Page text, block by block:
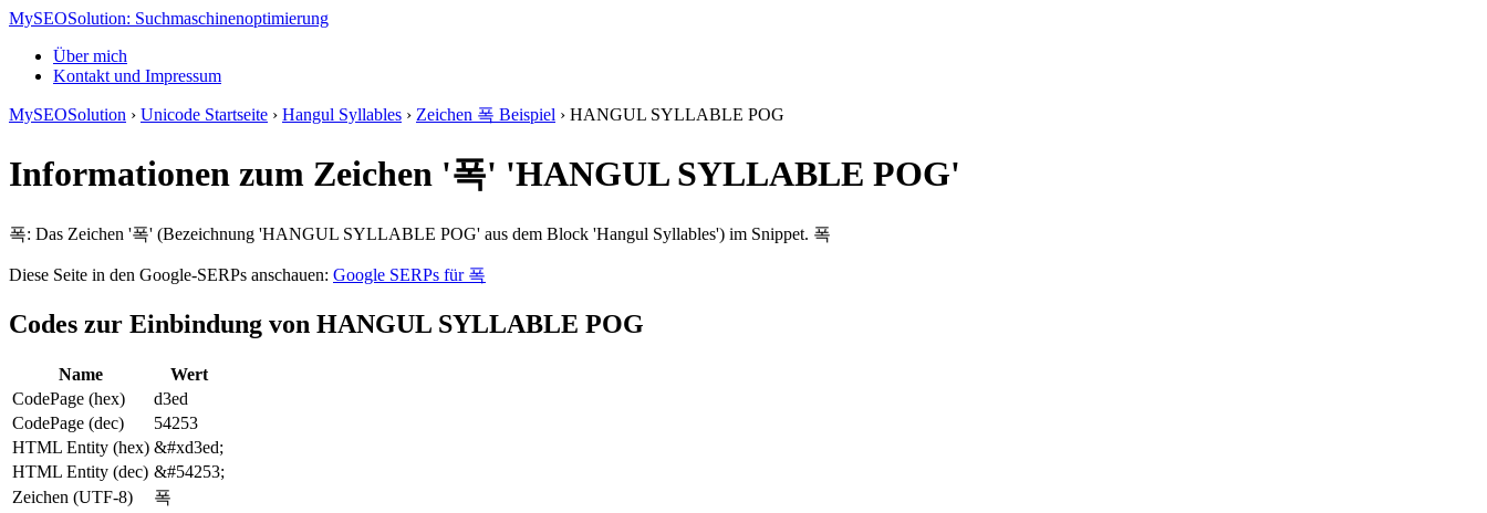
MySEOSolution: Suchmaschinenoptimierung
Über mich
Kontakt und Impressum
MySEOSolution › Unicode Startseite › Hangul Syllables › Zeichen 폭 Beispiel › HANGUL SYLLABLE POG
Informationen zum Zeichen '폭' 'HANGUL SYLLABLE POG'
폭: Das Zeichen '폭' (Bezeichnung 'HANGUL SYLLABLE POG' aus dem Block 'Hangul Syllables') im Snippet. 폭
Diese Seite in den Google-SERPs anschauen: Google SERPs für 폭
Codes zur Einbindung von HANGUL SYLLABLE POG
Name
Wert
CodePage (hex)
d3ed
CodePage (dec)
54253
HTML Entity (hex) &#xd3ed;
HTML Entity (dec) &#54253;
Zeichen (UTF-8)
폭